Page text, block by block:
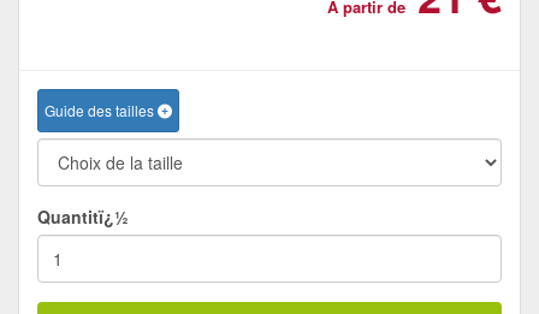
A partir de
Guide des tailles
Quantitï¿½